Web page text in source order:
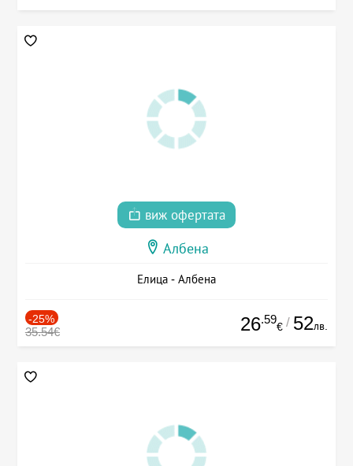
виж офертата
Албена
Елица - Албена
-25%
35.54€ 26.59
€ / 52лв.